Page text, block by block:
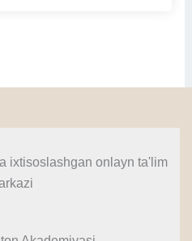
ixtisoslashgan onlayn ta'lim